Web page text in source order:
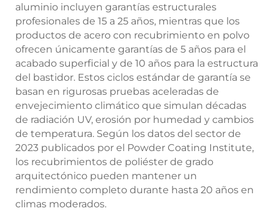
aluminio incluyen garantías estructurales
profesionales de 15 a 25 años, mientras que los
productos de acero con recubrimiento en polvo
ofrecen únicamente garantías de 5 años para el
acabado superficial y de 10 años para la estructura
del bastidor. Estos ciclos estándar de garantía se
basan en rigurosas pruebas aceleradas de
envejecimiento climático que simulan décadas
de radiación UV, erosión por humedad y cambios
de temperatura. Según los datos del sector de
2023 publicados por el Powder Coating Institute,
los recubrimientos de poliéster de grado
arquitectónico pueden mantener un
rendimiento completo durante hasta 20 años en
climas moderados.